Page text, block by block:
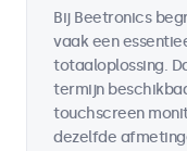
Bij Beetronics
vaak een
totaaloplossing.
termijn
touchscreen
dezelfde